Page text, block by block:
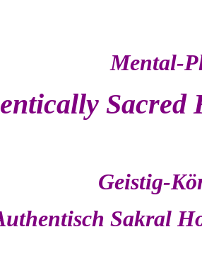
Mental-
Geistig-
Sakral